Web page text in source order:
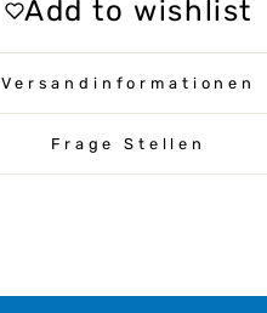
Add to wishlist
Versandinformationen
Frage Stellen